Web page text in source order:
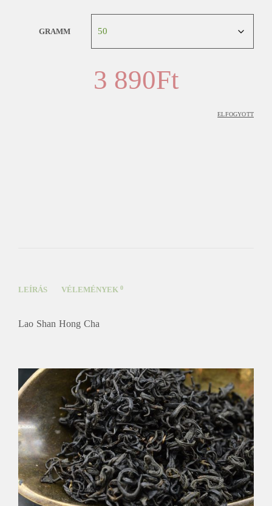
GRAMM
3 890Ft
ELFOGYOTT
LEÍRÁS VÉLEMÉNYEK 0
Lao Shan Hong Cha